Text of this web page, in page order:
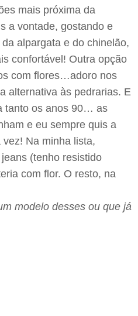
mais próxima da
a vontade, gostando e
alpargata e do chinelão,
confortável! Outra opção
com flores…adoro nos
alternativa às pedrarias. E
tanto os anos 90… as
e eu sempre quis a
Na minha lista,
(tenho resistido
com flor. O resto, na
modelo desses ou que já